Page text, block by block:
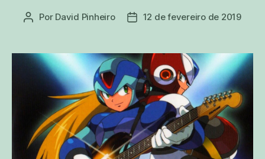
Autor
Por David Pinheiro
Data12 de fevereiro de 2019